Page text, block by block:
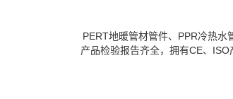
PERT地暖管材管件、PPR冷热水
产品检验报告齐全，拥有CE、ISO